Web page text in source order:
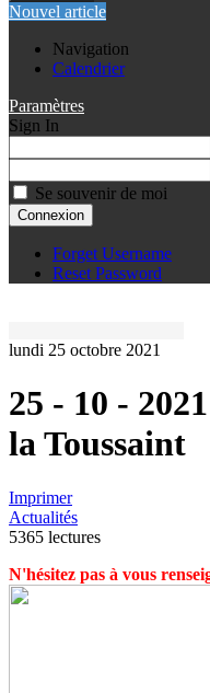
Nouvel article
Navigation
Calendrier
Paramètres
Sign In
Se souvenir de moi
Connexion
Forget Username
Reset Password
lundi 25 octobre 2021
25 - 10 -
la Toussaint
Imprimer
Actualités
5365 lectures
N'hésitez pas à vous